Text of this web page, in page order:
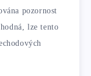
pozornost
lze tento